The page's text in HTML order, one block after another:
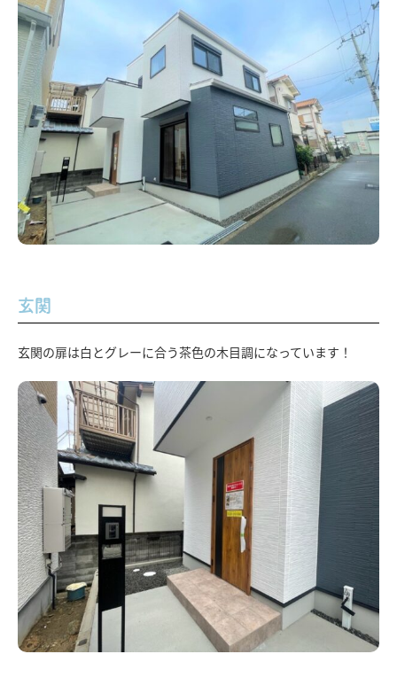
玄関
玄関の扉は白とグレーに合う茶色の木目調になっています！